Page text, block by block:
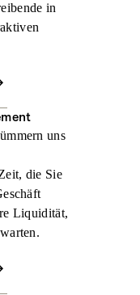
in
uns
die Sie
Liquidität,